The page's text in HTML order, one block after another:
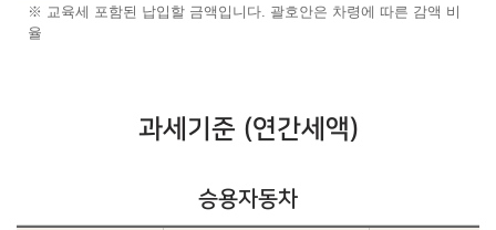
※ 교육세 포함된 납입할 금액입니다. 괄호안은 차령에 따른 감액 비
율
과세기준 (연간세액)
승용자동차